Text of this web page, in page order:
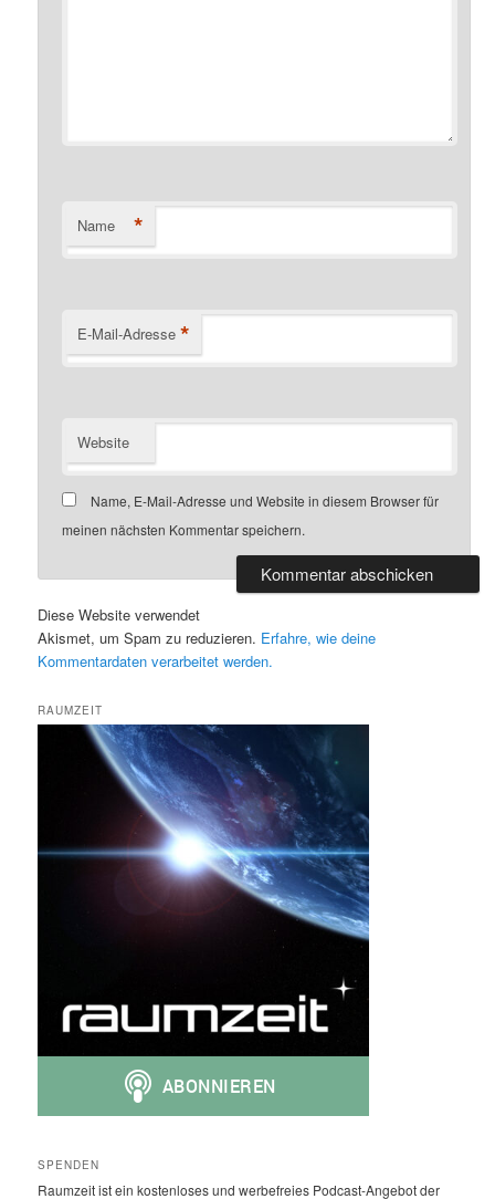
Name *
E-Mail-Adresse *
Website
Name, E-Mail-Adresse und Website in diesem Browser für
meinen nächsten Kommentar speichern.
Diese Website verwendet
Akismet, um Spam zu reduzieren. Erfahre, wie deine
Kommentardaten verarbeitet werden.
RAUMZEIT
SPENDEN
Raumzeit ist ein kostenloses und werbefreies Podcast-Angebot der